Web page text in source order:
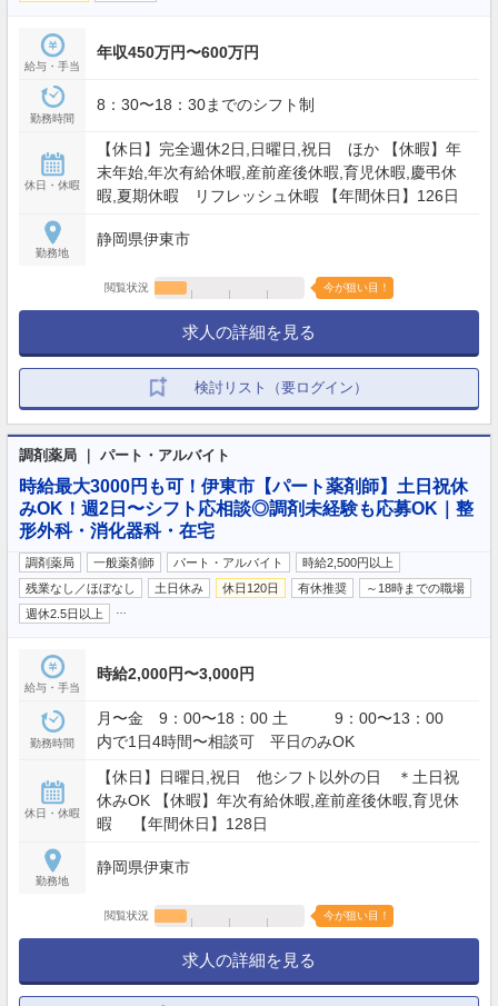
給与・手当
年収450万円〜600万円
勤務時間
8：30〜18：30までのシフト制
休日・休暇
【休日】完全週休2日,日曜日,祝日 ほか 【休暇】年
末年始,年次有給休暇,産前産後休暇,育児休暇,慶弔休
暇,夏期休暇 リフレッシュ休暇 【年間休日】126日
勤務地
静岡県伊東市
閲覧状況 今が狙い目！
求人の詳細を見る
検討リスト（要ログイン）
調剤薬局 ｜ パート・アルバイト
時給最大3000円も可！伊東市【パート薬剤師】土日祝休
みOK！週2日〜シフト応相談◎調剤未経験も応募OK｜整
形外科・消化器科・在宅
調剤薬局 一般薬剤師 パート・アルバイト
時給2,500円以上
残業なし／ほぼなし
土日休み 休日120日 有休推奨
～18時までの職場
週休2.5日以上
給与・手当
時給2,000円〜3,000円
勤務時間
月〜金 9：00〜18：00 土 9：00〜13：00
内で1日4時間〜相談可 平日のみOK
休日・休暇
【休日】日曜日,祝日 他シフト以外の日 ＊土日祝
休みOK 【休暇】年次有給休暇,産前産後休暇,育児休
暇 【年間休日】128日
勤務地
静岡県伊東市
閲覧状況 今が狙い目！
求人の詳細を見る